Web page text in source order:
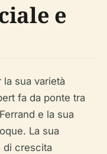
e
sua varietà
fa da ponte tra
e la sua
La sua
di crescita